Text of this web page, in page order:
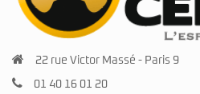
22 rue Victor Massé - Paris 9
01 40 16 01 20